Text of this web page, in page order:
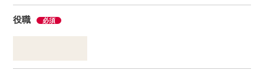
役職 必須